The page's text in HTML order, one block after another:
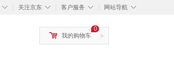
◇ ◇
关注京东 ◇
客户服务 ◇
网站导航
>
0
我的购物车